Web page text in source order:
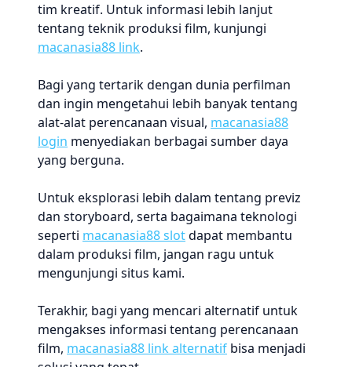
tim kreatif. Untuk informasi lebih lanjut
tentang teknik produksi film, kunjungi
macanasia88 link.
Bagi yang tertarik dengan dunia perfilman
dan ingin mengetahui lebih banyak tentang
alat-alat perencanaan visual, macanasia88
login menyediakan berbagai sumber daya
yang berguna.
Untuk eksplorasi lebih dalam tentang previz
dan storyboard, serta bagaimana teknologi
seperti macanasia88 slotdapat membantu
dalam produksi film, jangan ragu untuk
mengunjungi situs kami.
Terakhir, bagi yang mencari alternatif untuk
mengakses informasi tentang perencanaan
film, macanasia88 link alternatif bisa menjadi